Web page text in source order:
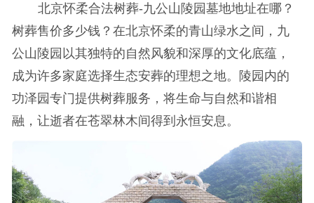
北京怀柔合法树葬-九公山陵园墓地地址在哪？
树葬售价多少钱？在北京怀柔的青山绿水之间，九
公山陵园以其独特的自然风貌和深厚的文化底蕴，
成为许多家庭选择生态安葬的理想之地。陵园内的
功泽园专门提供树葬服务，将生命与自然和谐相
融，让逝者在苍翠林木间得到永恒安息。